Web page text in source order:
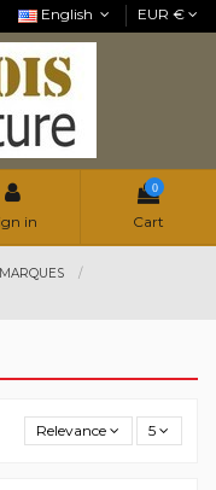
English EUR €
in
0
Cart
Relevance 5